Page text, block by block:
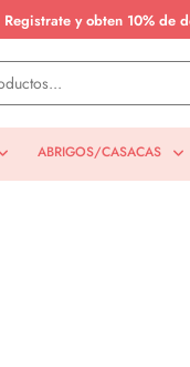
Registrate y obten 10% de
ABRIGOS/CASACAS